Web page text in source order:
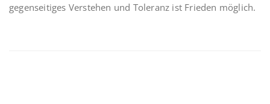
gegenseitiges Verstehen und Toleranz ist Frieden möglich.